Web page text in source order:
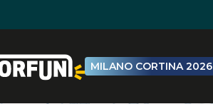
MILANO CORTINA 2026